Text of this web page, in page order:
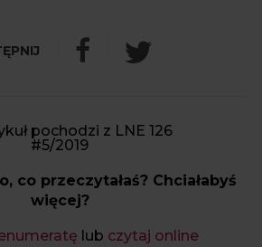
pochodzi z LNE 126
#5/2019
co przeczytałaś? Chciałabyś
więcej?
lub czytaj online